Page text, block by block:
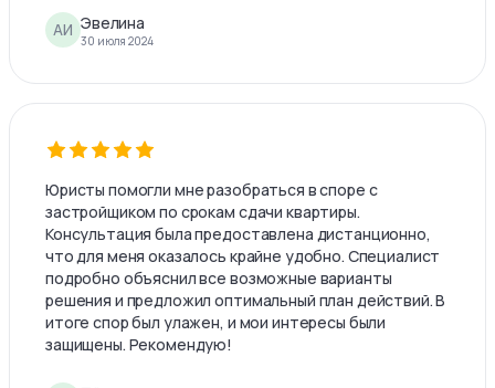
АИ Эвелина
30 июля 2024
Юристы помогли мне разобраться в споре с
застройщиком по срокам сдачи квартиры.
Консультация была предоставлена дистанционно,
что для меня оказалось крайне удобно. Специалист
подробно объяснил все возможные варианты
решения и предложил оптимальный план действий. В
итоге спор был улажен, и мои интересы были
защищены. Рекомендую!